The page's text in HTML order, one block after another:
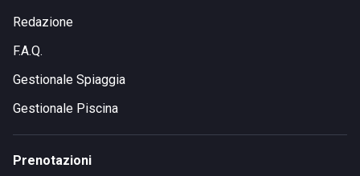
Redazione
F.A.Q.
Gestionale Spiaggia
Gestionale Piscina
Prenotazioni